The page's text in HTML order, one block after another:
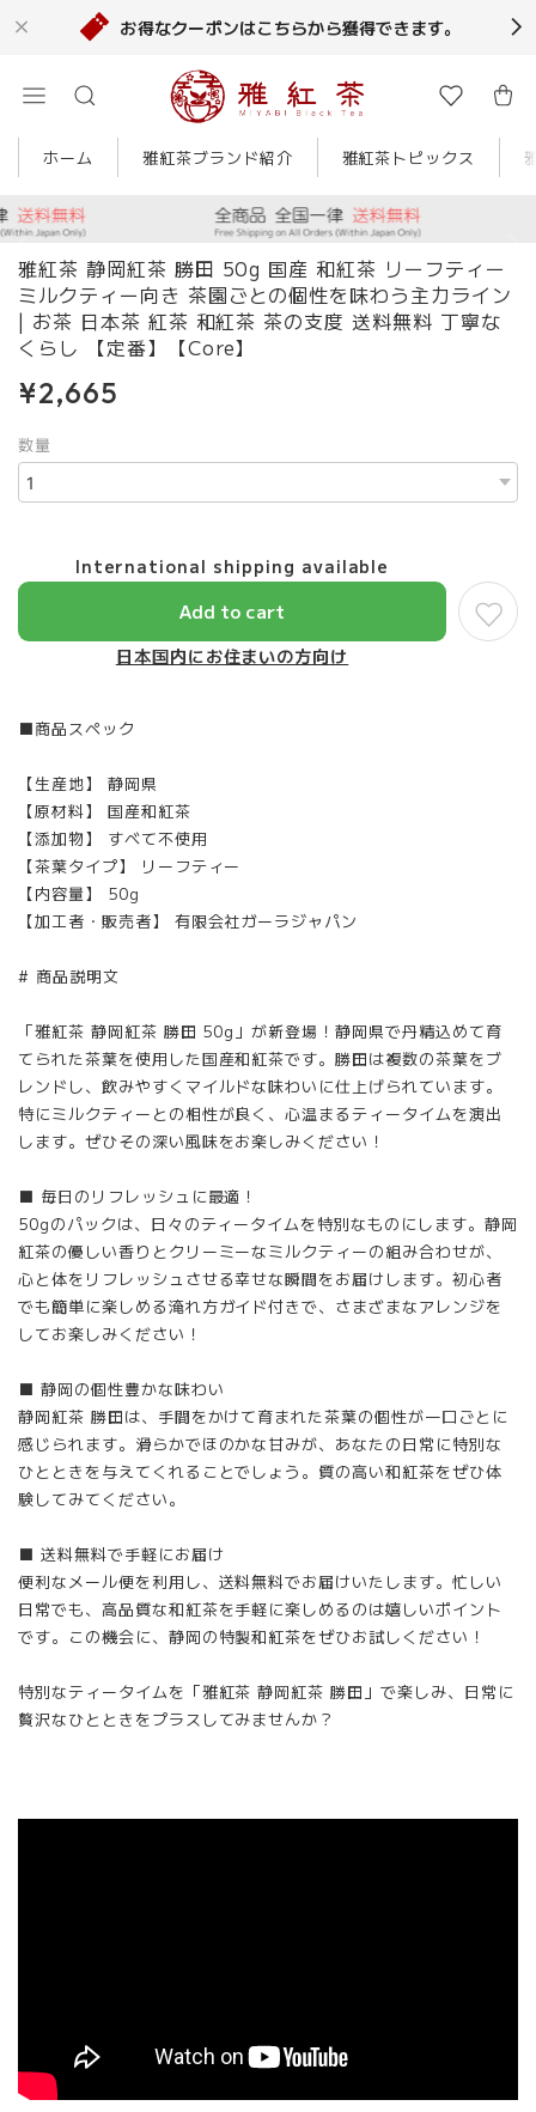
お得なクーポンはこちらから獲得できます。
ホーム 雅紅茶ブランド紹介 雅紅茶トピックス
雅紅茶 静岡紅茶 勝田 50g 国産 和紅茶 リーフティー
ミルクティー向き 茶園ごとの個性を味わう主力ライン
| お茶 日本茶 紅茶 和紅茶 茶の支度 送料無料 丁寧な
くらし 【定番】【Core】
¥2,665
数量
International shipping available
Add to cart
日本国内にお住まいの方向け
■商品スペック
【生産地】 静岡県
【原材料】 国産和紅茶
【添加物】 すべて不使用
【茶葉タイプ】 リーフティー
【内容量】 50g
【加工者・販売者】 有限会社ガーラジャパン
# 商品説明文
「雅紅茶 静岡紅茶 勝田 50g」が新登場！静岡県で丹精込めて育
てられた茶葉を使用した国産和紅茶です。勝田は複数の茶葉をブ
レンドし、飲みやすくマイルドな味わいに仕上げられています。
特にミルクティーとの相性が良く、心温まるティータイムを演出
します。ぜひその深い風味をお楽しみください！
■ 毎日のリフレッシュに最適！
50gのパックは、日々のティータイムを特別なものにします。静岡
紅茶の優しい香りとクリーミーなミルクティーの組み合わせが、
心と体をリフレッシュさせる幸せな瞬間をお届けします。初心者
でも簡単に楽しめる淹れ方ガイド付きで、さまざまなアレンジを
してお楽しみください！
■ 静岡の個性豊かな味わい
静岡紅茶 勝田は、手間をかけて育まれた茶葉の個性が一口ごとに
感じられます。滑らかでほのかな甘みが、あなたの日常に特別な
ひとときを与えてくれることでしょう。質の高い和紅茶をぜひ体
験してみてください。
■ 送料無料で手軽にお届け
便利なメール便を利用し、送料無料でお届けいたします。忙しい
日常でも、高品質な和紅茶を手軽に楽しめるのは嬉しいポイント
です。この機会に、静岡の特製和紅茶をぜひお試しください！
特別なティータイムを「雅紅茶 静岡紅茶 勝田」で楽しみ、日常に
贅沢なひとときをプラスしてみませんか？